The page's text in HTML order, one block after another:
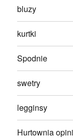
bluzy
kurtki
Spodnie
swetry
legginsy
Hurtownia